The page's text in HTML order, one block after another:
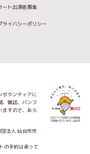
ート出演者募集
ライバシーポリシー
ボランティアに
、雑誌、パンフ
ますので、あら
法人 仙台市市
の予約は承って